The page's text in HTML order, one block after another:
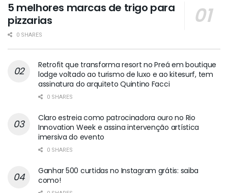
5 melhores marcas de trigo para
pizzarias
0 SHARES
Retrofit que transforma resort no Preá em boutique
lodge voltado ao turismo de luxo e ao kitesurf, tem
assinatura do arquiteto Quintino Facci
0 SHARES
Claro estreia como patrocinadora ouro no Rio
Innovation Week e assina intervenção artística
imersiva do evento
0 SHARES
Ganhar 500 curtidas no Instagram grátis: saiba
como!